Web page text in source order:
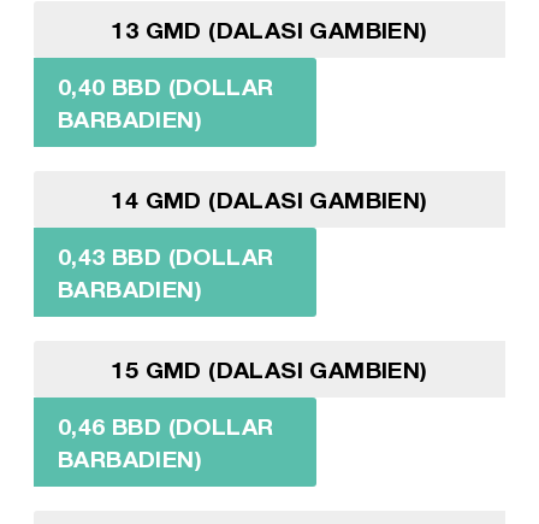
13 GMD (DALASI GAMBIEN)
0,40 BBD (DOLLAR
BARBADIEN)
14 GMD (DALASI GAMBIEN)
0,43 BBD (DOLLAR
BARBADIEN)
15 GMD (DALASI GAMBIEN)
0,46 BBD (DOLLAR
BARBADIEN)